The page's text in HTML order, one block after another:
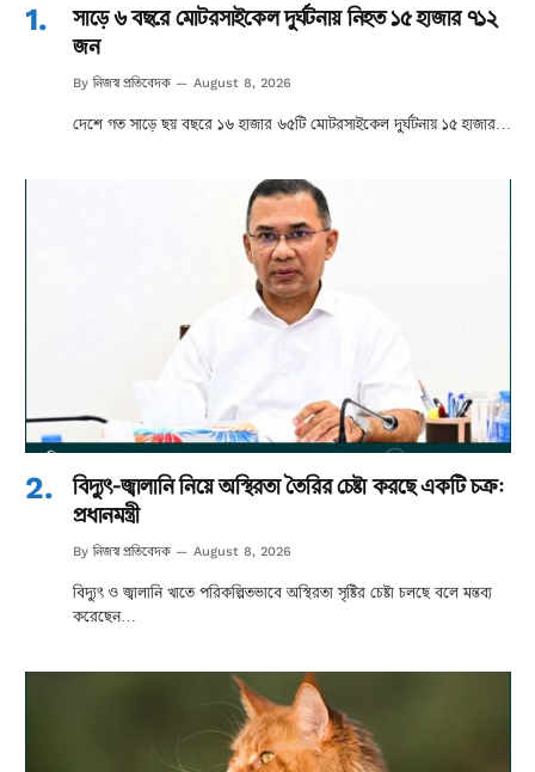
সাড়ে ৬ বছরে মোটরসাইকেল দুর্ঘটনায় নিহত ১৫ হাজার ৭১২
জন
By নিজস্ব প্রতিবেদক August 8, 2026
দেশে গত সাড়ে ছয় বছরে ১৬ হাজার ৬৫টি মোটরসাইকেল দুর্ঘটনায় ১৫ হাজার…
বিদ্যুৎ-জ্বালানি নিয়ে অস্থিরতা তৈরির চেষ্টা করছে একটি চক্র:
প্রধানমন্ত্রী
By নিজস্ব প্রতিবেদক August 8, 2026
বিদ্যুৎ ও জ্বালানি খাতে পরিকল্পিতভাবে অস্থিরতা সৃষ্টির চেষ্টা চলছে বলে মন্তব্য
করেছেন…